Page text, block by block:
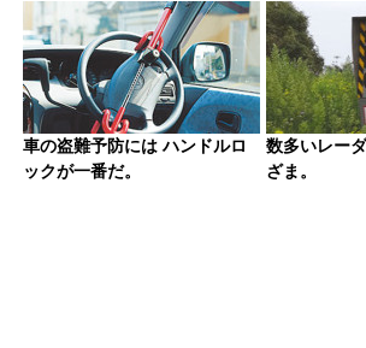
車の盗難予防には ハンドルロ
ックが一番だ。
数多いレー
ざま。